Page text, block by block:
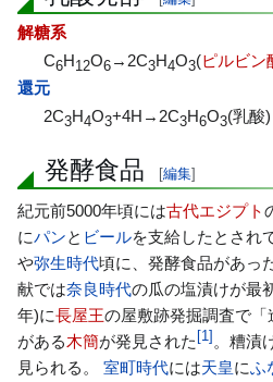
解糖系
C6H12O6 →2C3H4O3(ピルビン
還元
2C3H4O3+4H→2C3H6O3(乳酸)
発酵食品 [編集]
紀元前5000年頃には古代エジプト
にパンと ビールを支給したとされ
や弥生時代頃に、発酵食品があっ
献では奈良時代の瓜の塩漬けが最
年)に長屋王の屋敷跡発掘調査で
がある木簡が発見された 1 。糟漬
見られる。 室町時代には天皇にふ